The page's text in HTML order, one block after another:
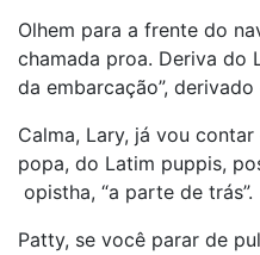
Olhem para a frente do
chamada proa. Deriva do
da embarcação”, derivado
Calma, Lary, já vou
popa, do Latim puppis,
opistha, “a parte de trás”.
Patty, se você parar de